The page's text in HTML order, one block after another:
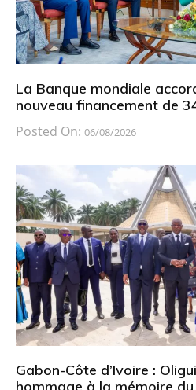
La Banque mondiale
nouveau financement de
Posted On: 06/08/2026
Gabon-Côte d’Ivoire :
hommage à la mémoire